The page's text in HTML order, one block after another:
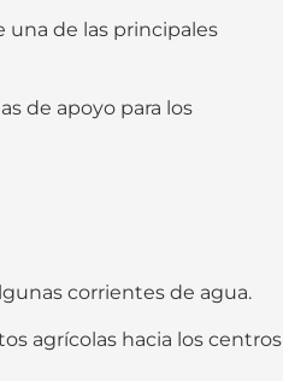
de las principales
de apoyo para los
corrientes de agua.
agrícolas hacia los centros